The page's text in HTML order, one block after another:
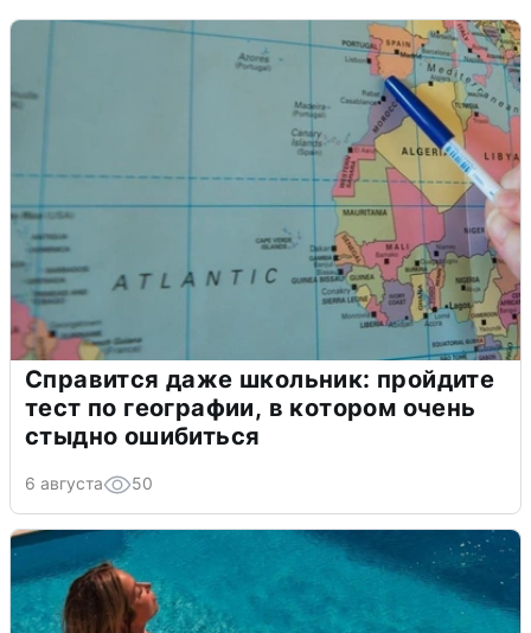
Справится даже школьник: пройдите
тест по географии, в котором очень
стыдно ошибиться
6 августа 50